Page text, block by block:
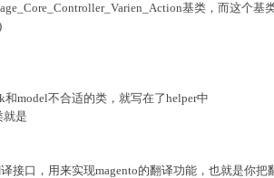
基类，而这个
model不合适的类，就写在了helper中
就是
接口，用来实现magento的翻译功能，也就是你